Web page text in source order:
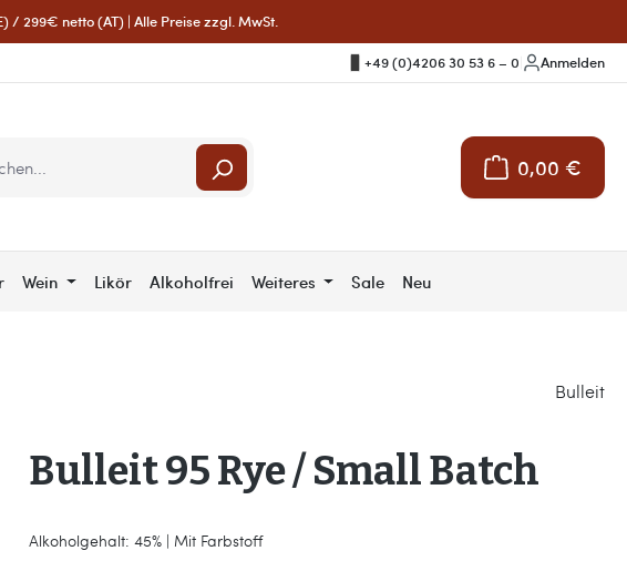
/ 299€ netto (AT) | Alle Preise zzgl. MwSt.
+49 (0)4206 30 53 6 – 0 Anmelden
0,00 €
Warenkorb
Wein Likör Alkoholfrei Weiteres Sale Neu
Bulleit
Bulleit 95 Rye / Small Batch
Alkoholgehalt: 45% | Mit Farbstoff